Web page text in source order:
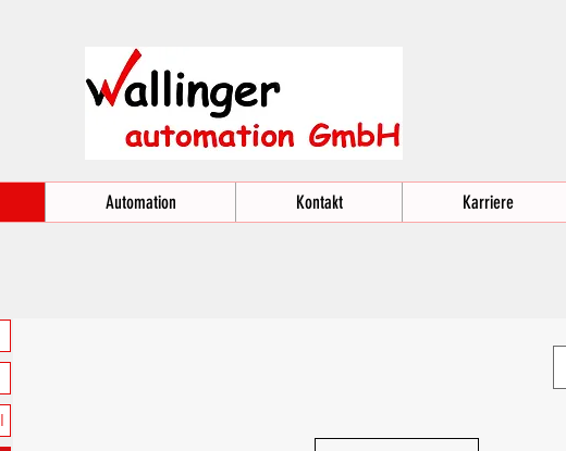
Automation Kontakt Karriere